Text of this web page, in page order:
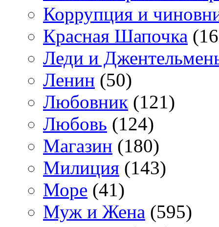
Коррупция и
Красная Шапочка
Леди и
Ленин (50)
Любовник (121)
Любовь (124)
Магазин (180)
Милиция (143)
Море (41)
Муж и Жена (595)